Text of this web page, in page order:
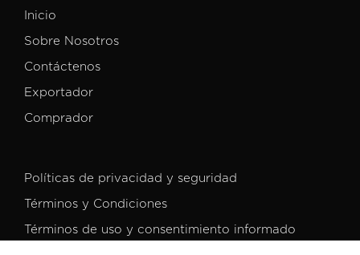
Inicio
Sobre Nosotros
Contáctenos
Exportador
Comprador
Políticas de privacidad y seguridad
Términos y Condiciones
Términos de uso y consentimiento informado